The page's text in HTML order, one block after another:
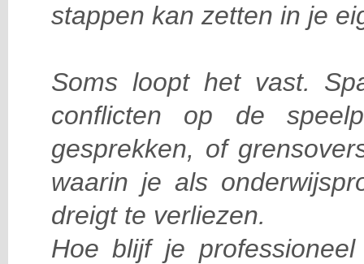
stappen kan zetten in je
Soms loopt het vast.
conflicten op de
gesprekken, of
waarin je als
dreigt te verliezen.
Hoe blijf je